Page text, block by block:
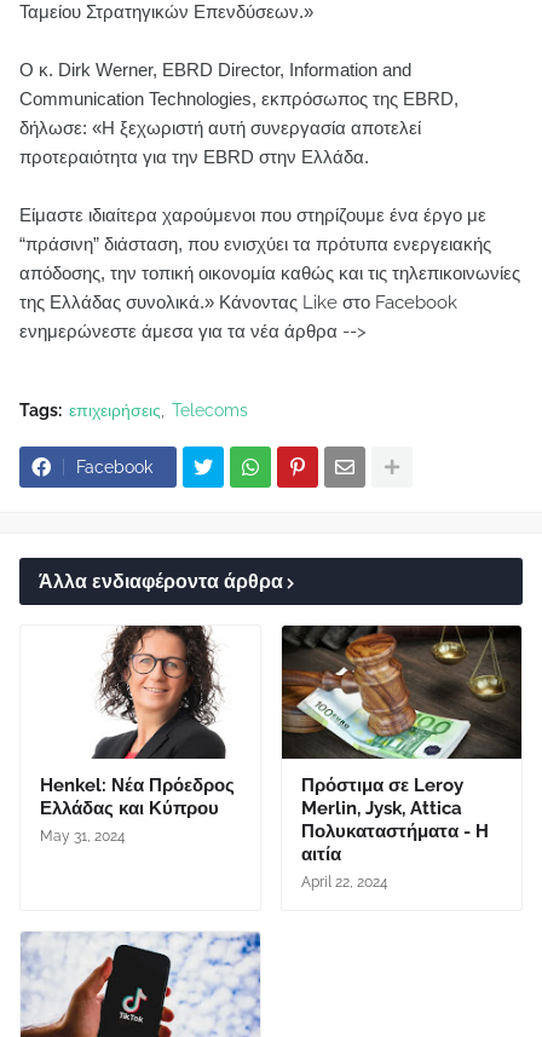
Ταμείου Στρατηγικών Επενδύσεων.»
Ο κ. Dirk Werner, EBRD Director, Information and
Communication Technologies, εκπρόσωπος της EBRD,
δήλωσε: «Η ξεχωριστή αυτή συνεργασία αποτελεί
προτεραιότητα για την EBRD στην Ελλάδα.
Είμαστε ιδιαίτερα χαρούμενοι που στηρίζουμε ένα έργο με
“πράσινη” διάσταση, που ενισχύει τα πρότυπα ενεργειακής
απόδοσης, την τοπική οικονομία καθώς και τις τηλεπικοινωνίες
της Ελλάδας συνολικά.» Κάνοντας Like στο Facebook
ενημερώνεστε άμεσα για τα νέα άρθρα -->
Tags: επιχειρήσεις Telecoms
Facebook
Άλλα ενδιαφέροντα άρθρα
Henkel: Νέα Πρόεδρος
Ελλάδας και Κύπρου
May 31, 2024
Πρόστιμα σε Leroy
Merlin, Jysk, Attica
Πολυκαταστήματα - Η
αιτία
April 22, 2024